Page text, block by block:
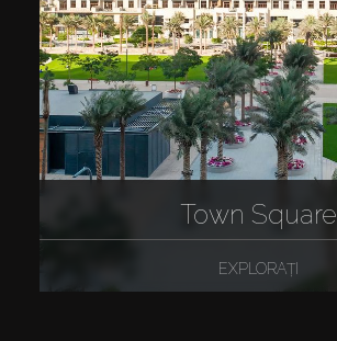
Town Square
EXPLORAȚI